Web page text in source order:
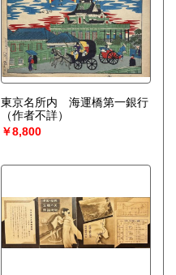
東京名所内 海運橋第一銀行
（作者不詳）
￥8,800